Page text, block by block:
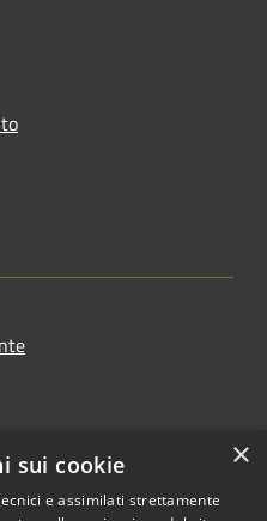
×
sui cookie
e assimilati strettamente